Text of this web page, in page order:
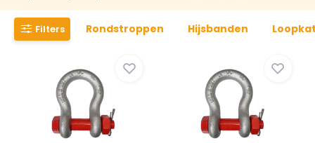
Filters Rondstroppen Hijsbanden